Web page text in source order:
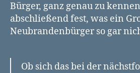
Bürger, ganz genau zu
abschließend fest, was ein
Neubrandenbürger so gar
Ob sich das bei der